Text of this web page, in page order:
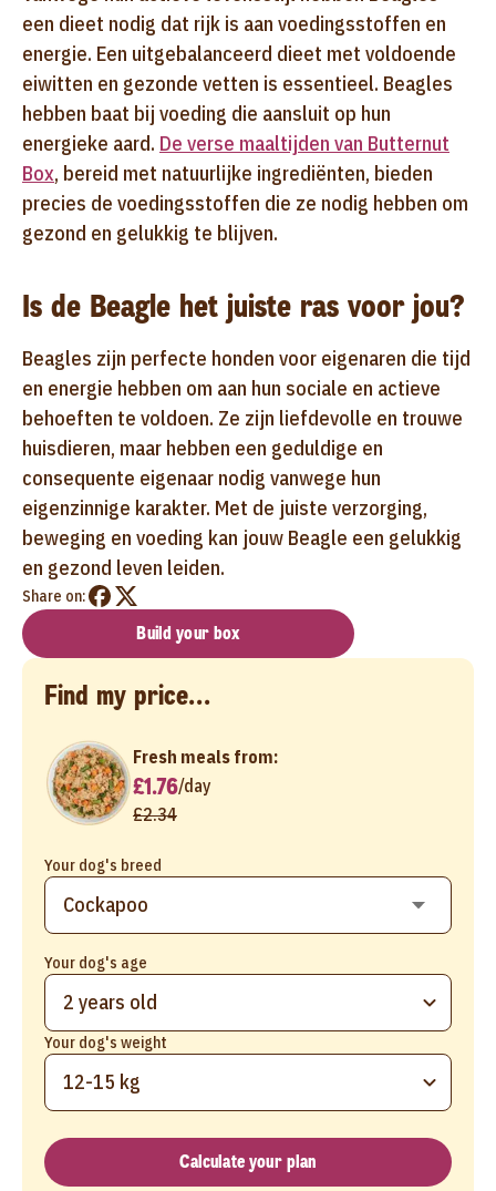
een dieet nodig dat rijk is aan voedingsstoffen en
energie. Een uitgebalanceerd dieet met voldoende
eiwitten en gezonde vetten is essentieel. Beagles
hebben baat bij voeding die aansluit op hun
energieke aard. De verse maaltijden van Butternut
Box, bereid met natuurlijke ingrediënten, bieden
precies de voedingsstoffen die ze nodig hebben om
gezond en gelukkig te blijven.
Is de Beagle het juiste ras voor jou?
Beagles zijn perfecte honden voor eigenaren die tijd
en energie hebben om aan hun sociale en actieve
behoeften te voldoen. Ze zijn liefdevolle en trouwe
huisdieren, maar hebben een geduldige en
consequente eigenaar nodig vanwege hun
eigenzinnige karakter. Met de juiste verzorging,
beweging en voeding kan jouw Beagle een gelukkig
en gezond leven leiden.
Share on:
Build your box
Find my price...
Your dog's breed
Your dog's age
2 years old
Your dog's weight
12-15 kg
Fresh meals from:
£1.76/day
£2.34
Calculate your plan